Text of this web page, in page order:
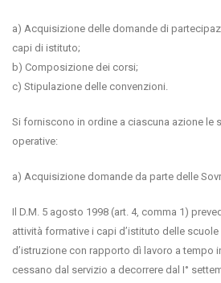
a) Acquisizione delle domande di
capi di istituto;
b) Composizione dei corsi;
c) Stipulazione delle convenzioni.
Si forniscono in ordine a ciascuna azione le
operative:
a) Acquisizione domande da parte delle
Il D.M. 5 agosto 1998 (art. 4, comma 1)
attività formative i capi d’istituto delle
d’istruzione con rapporto dì lavoro a tempo
cessano dal servizio a decorrere dal I°